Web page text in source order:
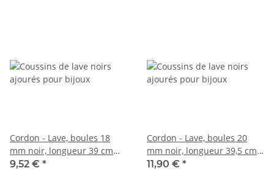
Cordon - Lave, boules 18
mm noir, longueur 39 cm
/5104
9,52 € *
Cordon - Lave, boules 20
mm noir, longueur 39,5 cm
/5105
11,90 € *